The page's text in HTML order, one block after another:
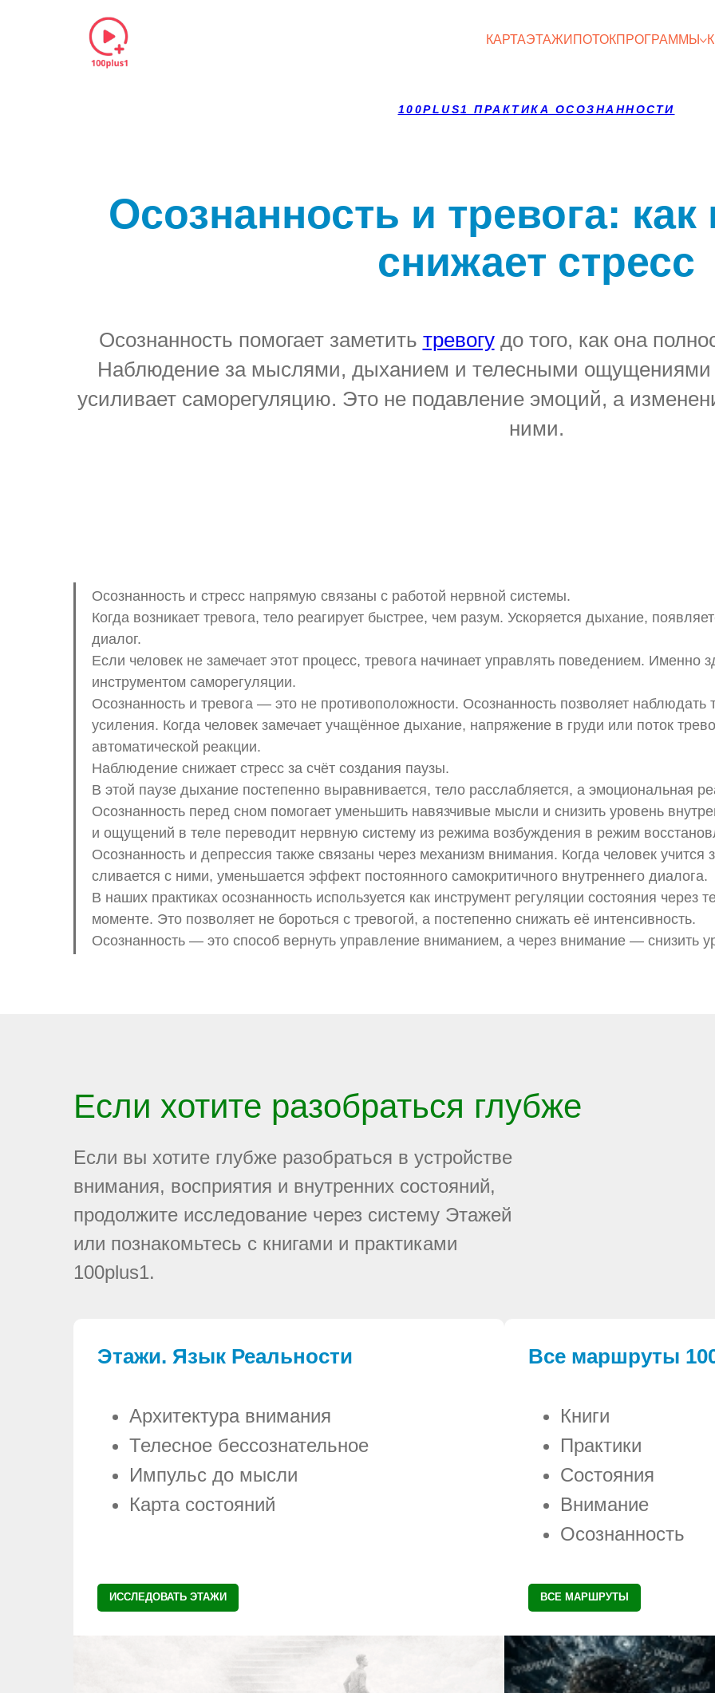
КАРТАЭТАЖИ ПОТОКПРОГРАММЫ
100PLUS1 ПРАКТИКА ОСОЗНАННОСТИ
Осознанность и тревога:
снижает стресс
Осознанность помогает заметить тревогудо того, как она
Наблюдение за мыслями, дыханием и телесными ощущениями
усиливает саморегуляцию. Это не подавление эмоций, а
ними.
Осознанность и стресс напрямую связаны с работой нервной системы.
Когда возникает тревога, тело реагирует быстрее, чем разум. Ускоряется дыхание,
диалог.
Если человек не замечает этот процесс, тревога начинает управлять поведением. Именно
инструментом саморегуляции.
Осознанность и тревога — это не противоположности. Осознанность позволяет
усиления. Когда человек замечает учащённое дыхание, напряжение в груди или поток
автоматической реакции.
Наблюдение снижает стресс за счёт создания паузы.
В этой паузе дыхание постепенно выравнивается, тело расслабляется, а эмоциональная
Осознанность перед сном помогает уменьшить навязчивые мысли и снизить уровень
и ощущений в теле переводит нервную систему из режима возбуждения в режим
Осознанность и депрессия также связаны через механизм внимания. Когда человек
сливается с ними, уменьшается эффект постоянного самокритичного внутреннего диалога.
В наших практиках осознанность используется как инструмент регуляции состояния
моменте. Это позволяет не бороться с тревогой, а постепенно снижать её интенсивность.
Осознанность — это способ вернуть управление вниманием, а через внимание — снизить
Если хотите разобраться глубже
Если вы хотите глубже разобраться в устройстве
внимания, восприятия и внутренних состояний,
продолжите исследование через систему Этажей
или познакомьтесь с книгами и практиками
100plus1.
Этажи. Язык Реальности
Архитектура внимания
Телесное бессознательное
Импульс до мысли
Карта состояний
ИССЛЕДОВАТЬ ЭТАЖИ
Все маршруты
Книги
Практики
Состояния
Внимание
Осознанность
ВСЕ МАРШРУТЫ